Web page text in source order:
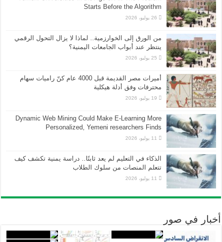
Starts Before the Algorithm
26 يوليو، 2026
من الورق إلى الخوارزمية.. لماذا لا يزال التحول الرقمي
ينتظر عند أبواب الجامعات اليمنية؟
25 يوليو، 2026
أميرات مصر القديمة قبل 4000 عام كنّ راميات سهام
محترفات وفق أدلة هيكلية
19 يوليو، 2026
Dynamic Web Mining Could Make E-Learning More
Personalized, Yemeni researchers Finds
11 يوليو، 2026
الذكاء في التعليم لم يعد ثابتًا.. دراسة يمنية تكشف كيف
تتعلم المنصات من سلوك الطلاب
11 يوليو، 2026
أخبار في صور